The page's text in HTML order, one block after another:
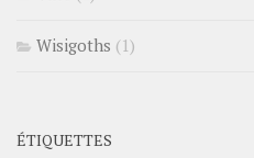
Wisigoths (1)
ÉTIQUETTES